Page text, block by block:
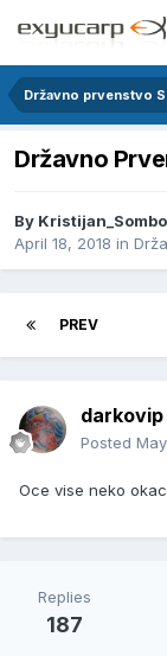
Državno prvenstvo
Državno
By
April 18, 2018 in
PREV
darkovip
Posted
Oce vise neko
Replies
187